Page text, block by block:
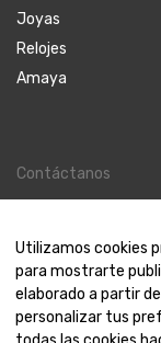
Joyas
Relojes
Amaya
Contáctanos
Nosotros
Utilizamos cookies
para mostrarte
elaborado a partir
personalizar tus